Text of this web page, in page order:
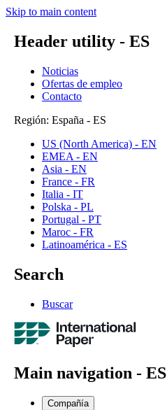
Skip to main content
Header utility - ES
Noticias
Ofertas de empleo
Contacto
Región: España - ES
US (North America) - EN
EMEA - EN
Asia - EN
France - FR
Italia - IT
Polska - PL
Portugal - PT
Maroc - FR
Latinoamérica - ES
Search
Buscar
Main navigation - ES
Compañía